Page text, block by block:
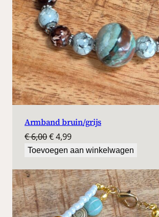
Armband bruin/grijs
€6,00Oorspronkelijke
prijs
€ 6,00.
€4,99Huidige
prijs
€ 4,99.
Toevoegen aan winkelwagen